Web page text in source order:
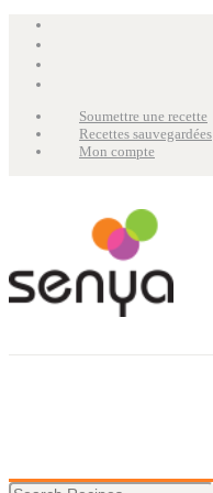
Soumettre une recette
Recettes sauvegardées
Mon compte